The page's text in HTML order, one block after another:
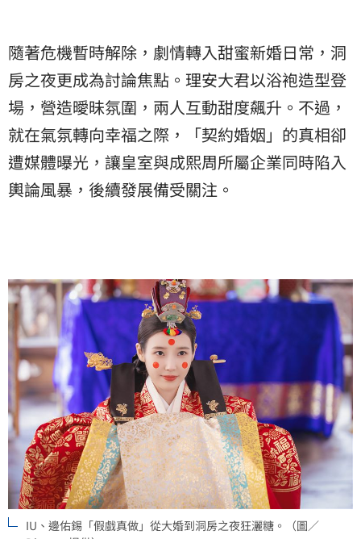
隨著危機暫時解除，劇情轉入甜蜜新婚日常，洞
房之夜更成為討論焦點。理安大君以浴袍造型登
場，營造曖昧氛圍，兩人互動甜度飆升。不過，
就在氣氛轉向幸福之際，「契約婚姻」的真相卻
遭媒體曝光，讓皇室與成熙周所屬企業同時陷入
輿論風暴，後續發展備受關注。
IU、邊佑錫「假戲真做」從大婚到洞房之夜狂灑糖。（圖／